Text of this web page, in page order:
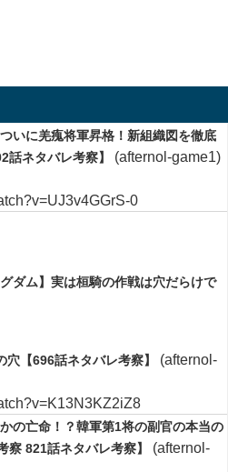
いに羌瘣将軍昇格！新組織図を徹底
話ネタバレ考察】
(afternol-game1)
0
グダム】実は桓騎の作戦は穴だらけで
【696話ネタバレ考察】
(afternol-
の亡命！？韓軍第1将の副官の本当の
察 821話ネタバレ考察】
(afternol-